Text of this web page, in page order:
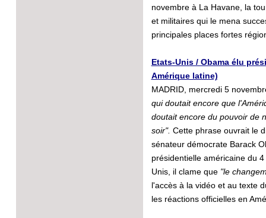
novembre à La Havane, la
et militaires qui le mena
principales places fortes
Etats-Unis / Obama élu
Amérique latine)
MADRID, mercredi 5
qui doutait encore que
doutait encore du pouvoir de
soir". Cette phrase ouvrait le
sénateur démocrate Barack
présidentielle américaine du
Unis, il clame que "le
l'accès à la vidéo et au texte
les réactions officielles en